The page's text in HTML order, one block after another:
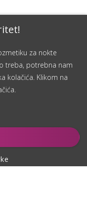
za nokte
treba, potrebna nam
kolačića. Klikom na